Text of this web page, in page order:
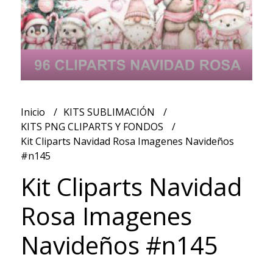
Inicio
KITS SUBLIMACIÓN
KITS PNG CLIPARTS Y FONDOS
Kit Cliparts Navidad Rosa Imagenes Navideños
#n145
Kit Cliparts Navidad
Rosa Imagenes
Navideños #n145